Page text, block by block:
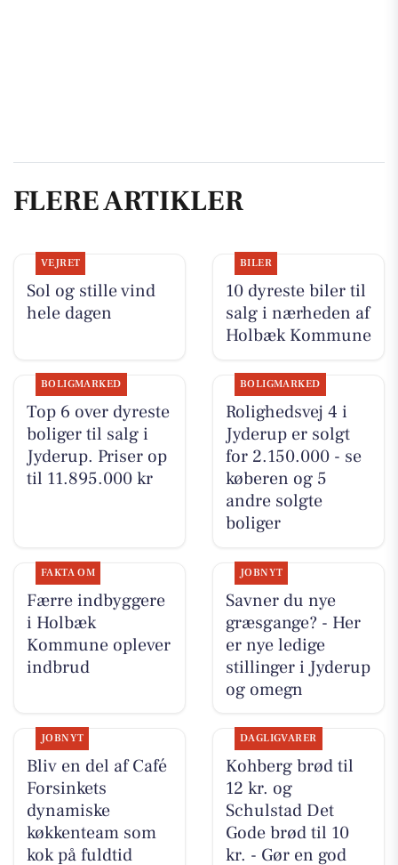
FLERE ARTIKLER
VEJRET
Sol og stille vind
hele dagen
BILER
10 dyreste biler til
salg i nærheden af
Holbæk Kommune
BOLIGMARKED
Top 6 over dyreste
boliger til salg i
Jyderup. Priser op
til 11.895.000 kr
BOLIGMARKED
Rolighedsvej 4 i
Jyderup er solgt
for 2.150.000 - se
køberen og 5
andre solgte
boliger
FAKTA OM
Færre indbyggere
i Holbæk
Kommune oplever
indbrud
JOBNYT
Savner du nye
græsgange? - Her
er nye ledige
stillinger i Jyderup
og omegn
JOBNYT
Bliv en del af Café
Forsinkets
dynamiske
køkkenteam som
kok på fuldtid
DAGLIGVARER
Kohberg brød til
12 kr. og
Schulstad Det
Gode brød til 10
kr. - Gør en god